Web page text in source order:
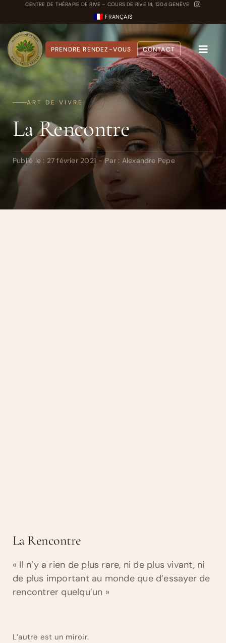
contenu
CENTRE DE THÉRAPIE DE RIVE – COURS DE RIVE 14, 1204 GENÈVE
FRANÇAIS
Toggle
A propos
Nos Soins
Carnet Ayurvédique
Quiz Dosha
PRENDRE RENDEZ-VOUS CONTACT
ART DE VIVRE
La Rencontre
Publié le : 27 février 2021 - Par : Alexandre Pepe
La Rencontre
« Il n’y a rien de plus rare, ni de plus vivant, ni
de plus important au monde que d’essayer de
rencontrer quelqu’un »
L’autre est un miroir.